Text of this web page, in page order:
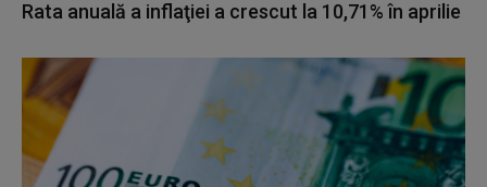
Rata anuală a inflaţiei a crescut la 10,71% în aprilie